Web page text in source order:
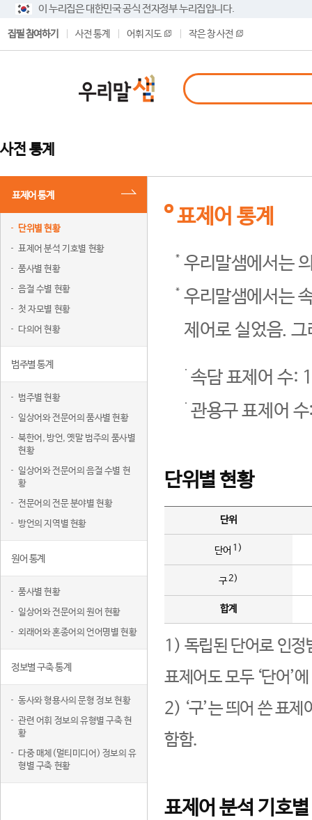
이 누리집은 대한민국 공식 전자정부 누리집입니다.
집필 참여하기 사전 통계 어휘 지도 작은 창 사전
사전 통계
표제어 통계
단위별 현황
표제어 분석 기호별 현황
품사별 현황
음절 수별 현황
첫 자모별 현황
다의어 현황
범주별 통계
범주별 현황
일상어와 전문어의 품사별 현황
북한어, 방언, 옛말 범주의 품사별
현황
일상어와 전문어의 음절 수별 현
황
전문어의 전문 분야별 현황
방언의 지역별 현황
원어 통계
품사별 현황
일상어와 전문어의 원어 현황
외래어와 혼종어의 언어명별 현황
정보별 구축 통계
동사와 형용사의 문형 정보 현황
관련 어휘 정보의 유형별 구축 현
황
다중 매체(멀티미디어) 정보의 유
형별 구축 현황
표제어 통계
우리말샘에서는
우리말샘에서는
제어로 실었음.
속담 표제어 수:
관용구 표제어
단위별 현황
단위
단어 1)
구2)
합계
1) 독립된 단어로 인정
표제어도 모두 ‘단어’
2) ‘구’는 띄어 쓴 표
함함.
표제어 분석 기호